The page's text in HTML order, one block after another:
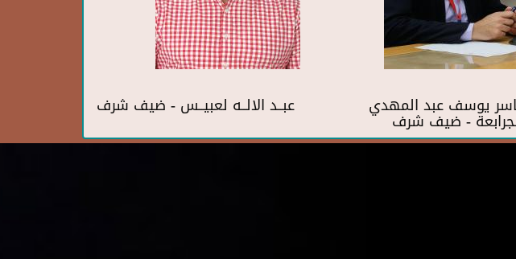
عبــد الالــه لعبيــس - ضيف شرف يوسف عبد المهدي
- ضيف شرف